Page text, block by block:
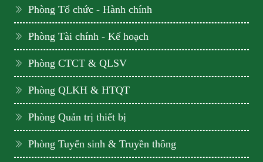
Phòng Tổ chức - Hành chính
Phòng Tài chính - Kế hoạch
Phòng CTCT & QLSV
Phòng QLKH & HTQT
Phòng Quản trị thiết bị
Phòng Tuyển sinh & Truyền thông